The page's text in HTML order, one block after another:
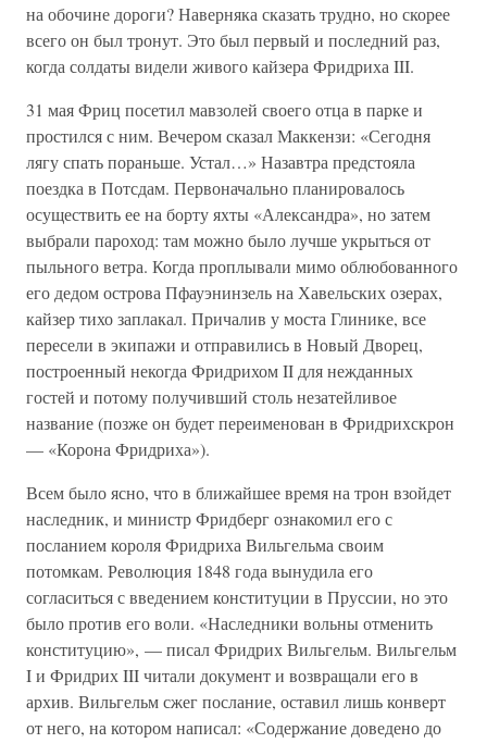
на обочине дороги? Наверняка сказать трудно, но скорее
всего он был тронут. Это был первый и последний раз,
когда солдаты видели живого кайзера Фридриха III.
31 мая Фриц посетил мавзолей своего отца в парке и
простился с ним. Вечером сказал Маккензи: «Сегодня
лягу спать пораньше. Устал…» Назавтра предстояла
поездка в Потсдам. Первоначально планировалось
осуществить ее на борту яхты «Александра», но затем
выбрали пароход: там можно было лучше укрыться от
пыльного ветра. Когда проплывали мимо облюбованного
его дедом острова Пфауэнинзель на Хавельских озерах,
кайзер тихо заплакал. Причалив у моста Глинике, все
пересели в экипажи и отправились в Новый Дворец,
построенный некогда Фридрихом II для нежданных
гостей и потому получивший столь незатейливое
название (позже он будет переименован в Фридрихскрон
— «Корона Фридриха»).
Всем было ясно, что в ближайшее время на трон взойдет
наследник, и министр Фридберг ознакомил его с
посланием короля Фридриха Вильгельма своим
потомкам. Революция 1848 года вынудила его
согласиться с введением конституции в Пруссии, но это
было против его воли. «Наследники вольны отменить
конституцию», — писал Фридрих Вильгельм. Вильгельм
I и Фридрих III читали документ и возвращали его в
архив. Вильгельм сжег послание, оставил лишь конверт
от него, на котором написал: «Содержание доведено до